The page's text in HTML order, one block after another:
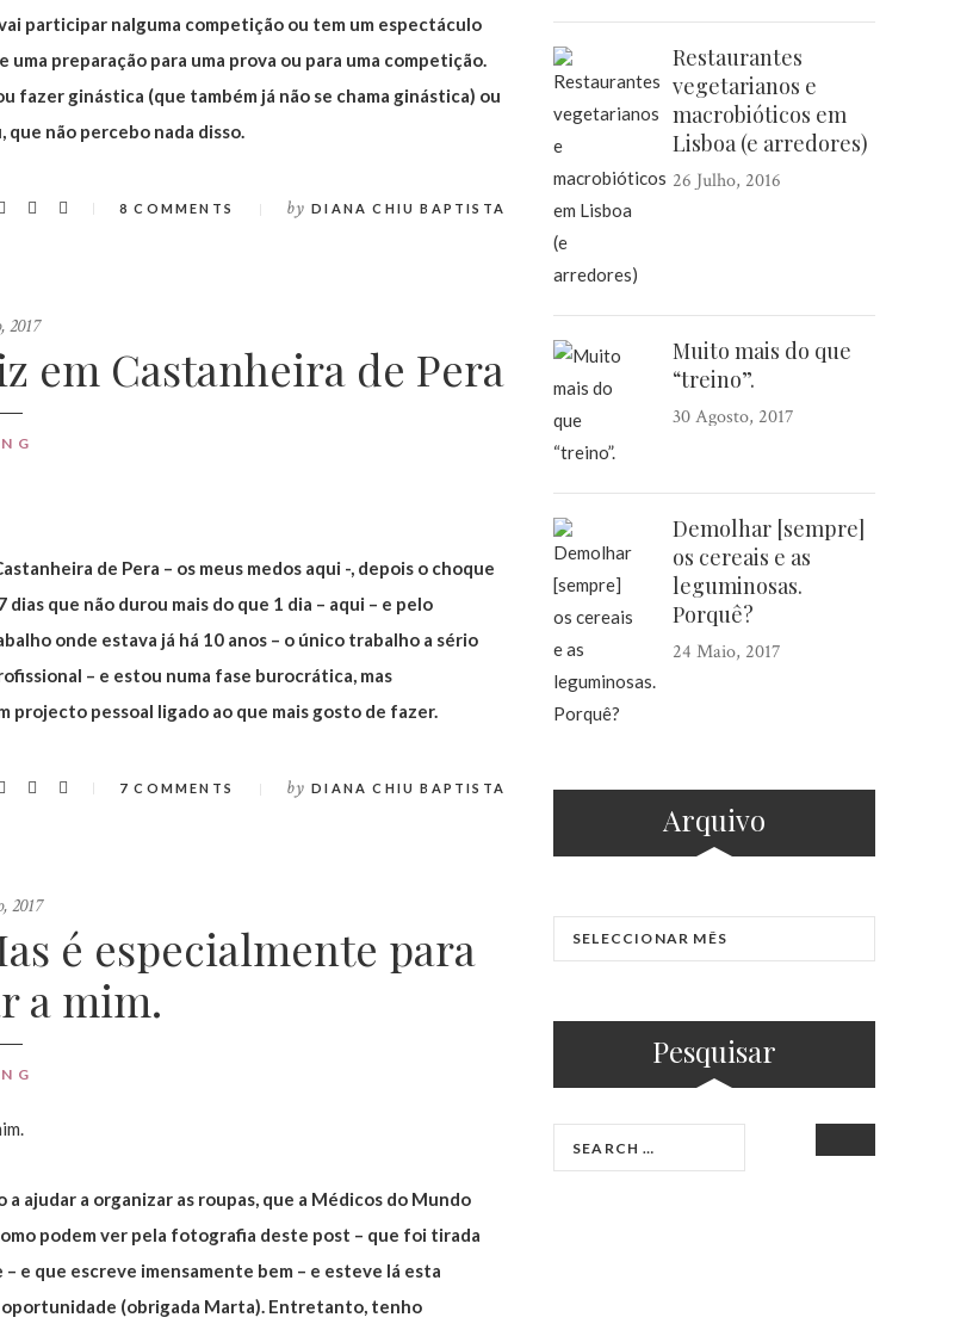
participar nalguma competição ou tem um espectáculo
preparação para uma prova ou para uma competição.
fazer ginástica (que também já não se chama ginástica) ou
que não percebo nada disso.
8 COMMENTS by DIANA CHIU BAPTISTA
2017
em Castanheira de Pera
de Pera – os meus medos aqui -, depois o choque
que não durou mais do que 1 dia – aqui – e pelo
onde estava já há 10 anos – o único trabalho a sério
– e estou numa fase burocrática, mas
projecto pessoal ligado ao que mais gosto de fazer.
7 COMMENTS by DIANA CHIU BAPTISTA
2017
é especialmente para
a mim.
ajudar a organizar as roupas, que a Médicos do Mundo
podem ver pela fotografia deste post – que foi tirada
e que escreve imensamente bem – e esteve lá esta
(obrigada Marta). Entretanto, tenho
Restaurantes
vegetarianos e
macrobióticos em
Lisboa (e arredores)
26 Julho, 2016
Muito mais do que
“treino”.
30 Agosto, 2017
Demolhar [sempre]
os cereais e as
leguminosas.
Porquê?
24 Maio, 2017
Arquivo
Pesquisar